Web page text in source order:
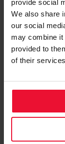
provide social
We also share
our social
may combine it
provided to
of their
> FLUSHALL
Если
Error
сервер Redis